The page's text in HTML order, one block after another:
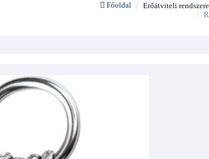
Főoldal Erőátviteli